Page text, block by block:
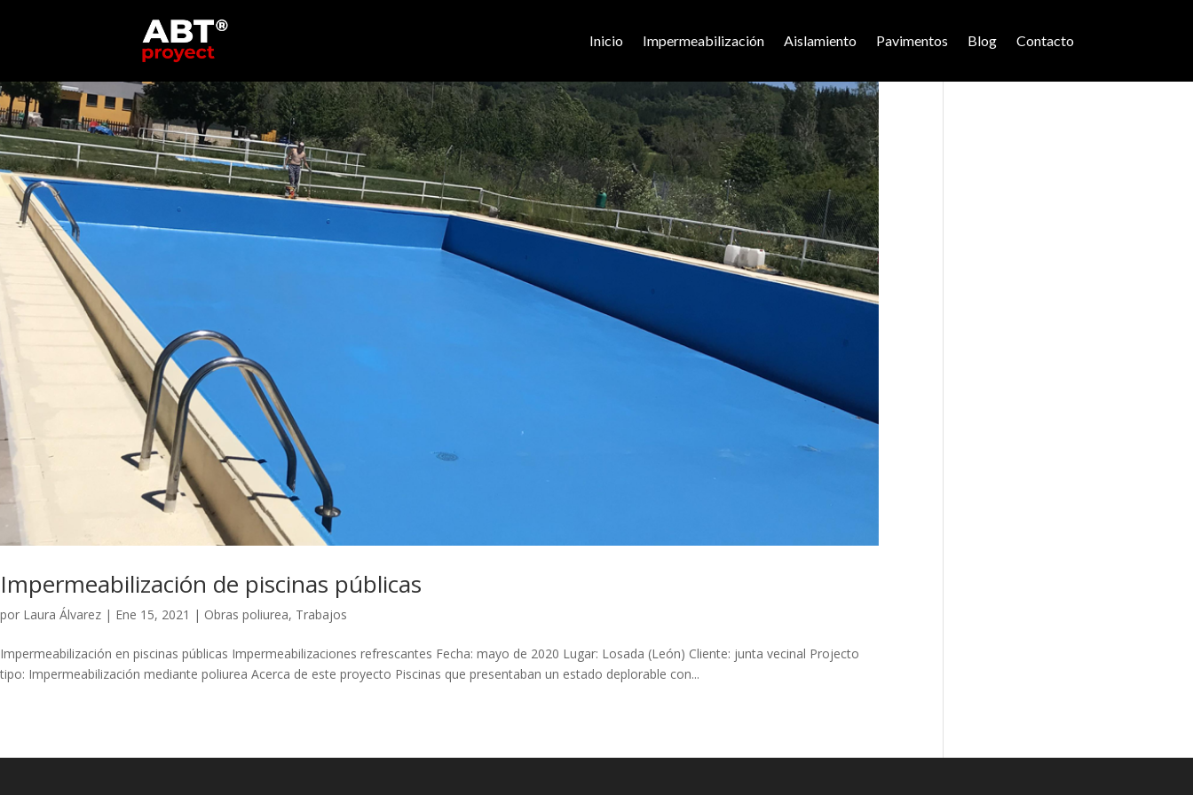
Inicio Impermeabilización Aislamiento Pavimentos Blog Contacto
Impermeabilización de piscinas públicas
por Laura Álvarez | Ene 15, 2021 | Obras poliurea, Trabajos
Impermeabilización en piscinas públicas Impermeabilizaciones refrescantes Fecha: mayo de 2020 Lugar: Losada (León) Cliente: junta vecinal Projecto
tipo: Impermeabilización mediante poliurea Acerca de este proyecto Piscinas que presentaban un estado deplorable con...